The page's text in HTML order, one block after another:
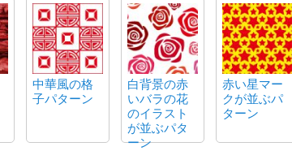
中華風の格
子パターン
白背景の赤
いバラの花
のイラスト
が並ぶパタ
ーン
赤い星マー
クが並ぶパ
ターン